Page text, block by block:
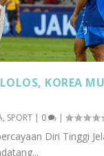
KOREA
, SPORT | 0 |
Diri Tinggi